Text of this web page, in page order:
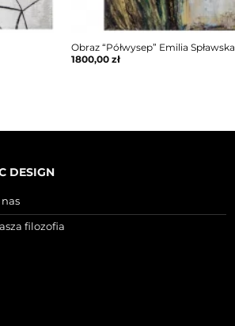
Obraz “Półwysep” Emilia Spławska
1800,00zł
DESIGN
nas
filozofia